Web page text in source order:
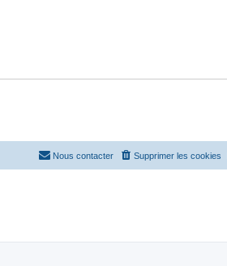
Supprimer les cookies
Nous contacter